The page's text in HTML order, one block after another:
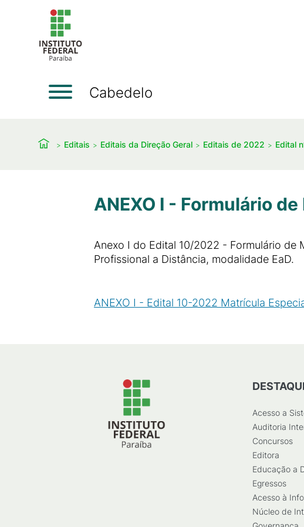
Cabedelo
Editais Editais da Direção Geral Editais de 2022 Edital
ANEXO I - Formulário
Anexo I do Edital 10/2022 - Formulário de
Profissional a Distância, modalidade EaD.
ANEXO I - Edital 10-2022 Matrícula
Acesso a
Auditoria
Concursos
Editora
Educação a
Egressos
Acesso à
Núcleo de